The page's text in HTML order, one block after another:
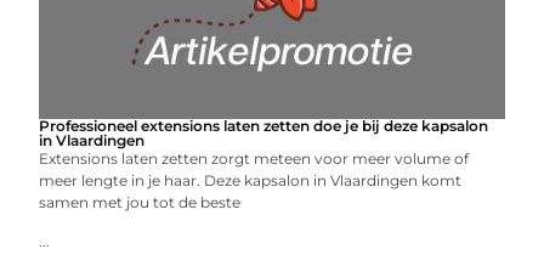
Professioneel extensions laten zetten doe je bij deze kapsalon
in Vlaardingen
Extensions laten zetten zorgt meteen voor meer volume of
meer lengte in je haar. Deze kapsalon in Vlaardingen komt
samen met jou tot de beste
...